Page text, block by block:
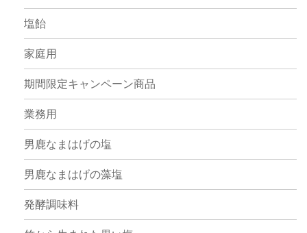
塩飴
家庭用
期間限定キャンペーン商品
業務用
男鹿なまはげの塩
男鹿なまはげの藻塩
発酵調味料